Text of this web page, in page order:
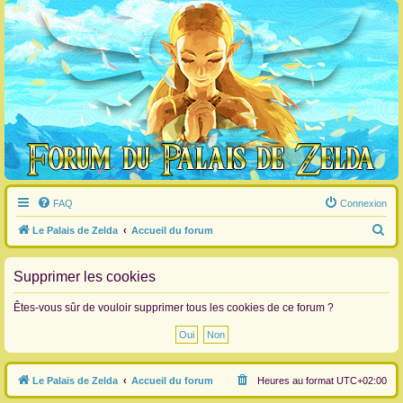
FAQ Connexion
Le Palais de Zelda Accueil du forum
e
h
h
Supprimer les cookies
Êtes-vous sûr de vouloir supprimer tous les cookies de ce forum ?
Le Palais de Zelda Accueil du forum Heures au format UTC+02:00